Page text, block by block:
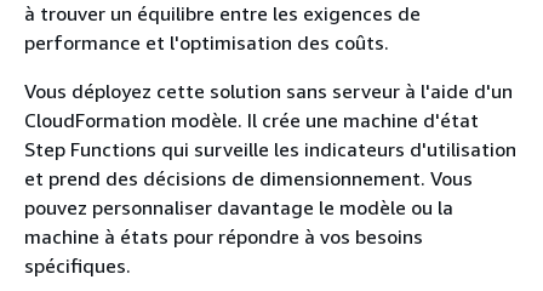
à trouver un équilibre entre les exigences de
performance et l'optimisation des coûts.
Vous déployez cette solution sans serveur à l'aide d'un
CloudFormation modèle. Il crée une machine d'état
Step Functions qui surveille les indicateurs d'utilisation
et prend des décisions de dimensionnement. Vous
pouvez personnaliser davantage le modèle ou la
machine à états pour répondre à vos besoins
spécifiques.